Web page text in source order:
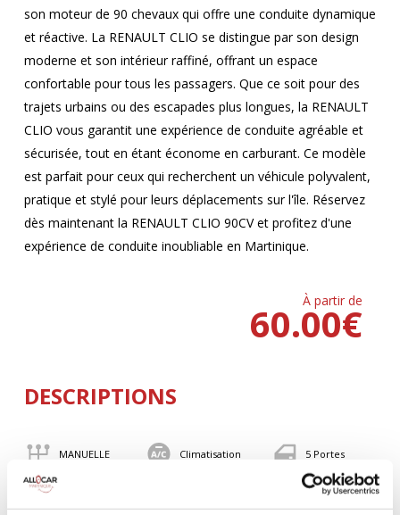
son moteur de 90 chevaux qui offre une conduite dynamique
et réactive. La RENAULT CLIO se distingue par son design
moderne et son intérieur raffiné, offrant un espace
confortable pour tous les passagers. Que ce soit pour des
trajets urbains ou des escapades plus longues, la RENAULT
CLIO vous garantit une expérience de conduite agréable et
sécurisée, tout en étant économe en carburant. Ce modèle
est parfait pour ceux qui recherchent un véhicule polyvalent,
pratique et stylé pour leurs déplacements sur l'île. Réservez
dès maintenant la RENAULT CLIO 90CV et profitez d'une
expérience de conduite inoubliable en Martinique.
À partir de
€
60.00
DESCRIPTIONS
MANUELLE Climatisation 5 Portes
BLUETOOTH 90 CV